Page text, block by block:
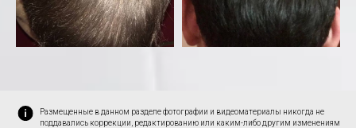
Размещенные в данном разделе фотографии и видеоматериалы никогда не
поддавались коррекции, редактированию или каким-либо другим изменениям